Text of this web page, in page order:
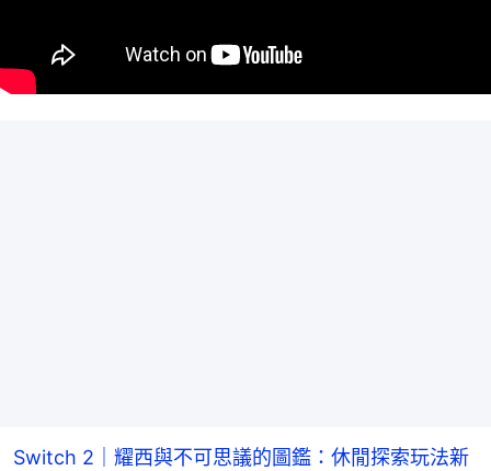
Switch 2｜耀西與不可思議的圖鑑：休閒探索玩法新